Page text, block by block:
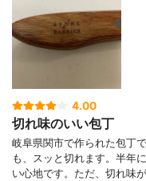
4.00
切れ味のいい包丁
岐阜県関市で作られた包丁
も、スッと切れます。半年
い心地です。ただ、切れ味